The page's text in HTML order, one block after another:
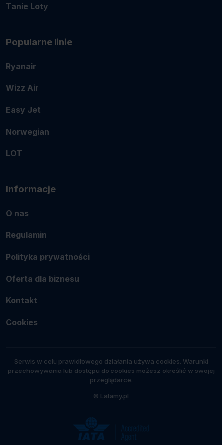
Tanie Loty
Popularne linie
Ryanair
Wizz Air
Easy Jet
Norwegian
LOT
Informacje
O nas
Regulamin
Polityka prywatności
Oferta dla biznesu
Kontakt
Cookies
Serwis w celu prawidłowego działania używa cookies. Warunki
przechowywania lub dostępu do cookies możesz określić w swojej
przeglądarce.
© Latamy.pl